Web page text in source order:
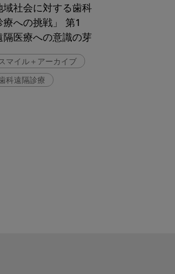
域社会に対する歯科
療への挑戦」 第1
隔医療への意識の芽
マイル＋アーカイブ
科遠隔診療